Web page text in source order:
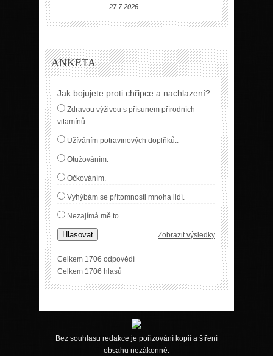
27.7.2026
ANKETA
Jak bojujete proti chřipce a nachlazení?
Zdravou výživou s přísunem přírodních
vitamínů.
Užíváním potravinových doplňků..
Otužováním.
Očkováním.
Vyhýbám se přítomnosti mnoha lidí.
Nezajímá mě to.
Hlasovat Zobrazit výsledky
Celkem 1706 odpovědí
Celkem 1706 hlasů
Bez souhlasu redakce je pořizování kopií a šíření
obsahu nezákonné.